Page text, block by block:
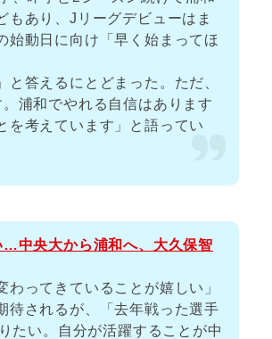
あり、Jリーグデビューはま
始動日に向け「早く始まってほ
答えるにとどまった。ただ、
浦和でやれる自信はあります
を考えています」と語ってい
中央大から浦和へ、大久保智
ってきていることが嬉しい」
待されるが、「去年戦った選手
たい。自分が活躍することが中